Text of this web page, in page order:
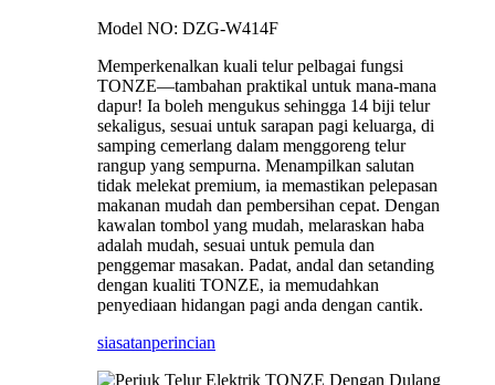
Model NO: DZG-W414F
Memperkenalkan kuali telur pelbagai fungsi
TONZE—tambahan praktikal untuk mana-mana
dapur! Ia boleh mengukus sehingga 14 biji telur
sekaligus, sesuai untuk sarapan pagi keluarga, di
samping cemerlang dalam menggoreng telur
rangup yang sempurna. Menampilkan salutan
tidak melekat premium, ia memastikan pelepasan
makanan mudah dan pembersihan cepat. Dengan
kawalan tombol yang mudah, melaraskan haba
adalah mudah, sesuai untuk pemula dan
penggemar masakan. Padat, andal dan setanding
dengan kualiti TONZE, ia memudahkan
penyediaan hidangan pagi anda dengan cantik.
siasatanperincian